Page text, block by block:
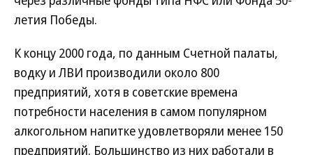
летия Победы.
К концу 2000 года, по данным Счетной палаты,
водку и ЛВИ производили около 800
предприятий, хотя в советские времена
потребности населения в самом популярном
алкогольном напитке удовлетворяли менее 150
предприятий. Большинство из них работали в